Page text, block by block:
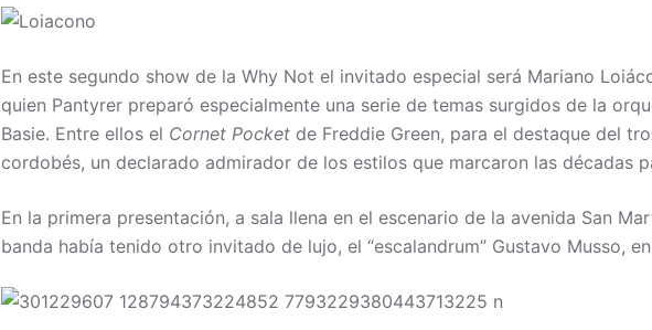
En este segundo show de la Why Not el invitado especial será Mariano
quien Pantyrer preparó especialmente una serie de temas surgidos de la
Basie. Entre ellos el Cornet Pocket de Freddie Green, para el destaque del
cordobés, un declarado admirador de los estilos que marcaron las décadas
En la primera presentación, a sala llena en el escenario de la avenida San
banda había tenido otro invitado de lujo, el “escalandrum” Gustavo Musso,